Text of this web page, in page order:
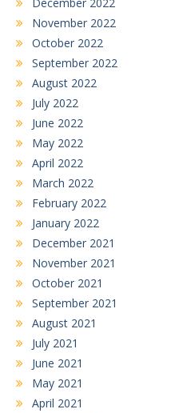
November 2022
October 2022
September 2022
August 2022
July 2022
June 2022
May 2022
April 2022
March 2022
February 2022
January 2022
December 2021
November 2021
October 2021
September 2021
August 2021
July 2021
June 2021
May 2021
April 2021